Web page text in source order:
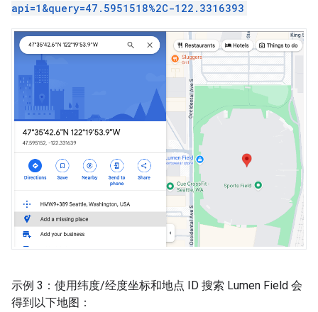
api=1&query=47.5951518%2C-122.3316393
示例 3：使用纬度/经度坐标和地点 ID 搜索 Lumen Field 会
得到以下地图：